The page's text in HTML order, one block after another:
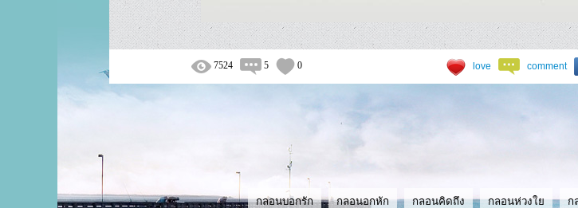
7524 5 0 love comment
กลอนบอกรัก กลอนอกหัก กลอนคิดถึง กลอนห่วงใย ก